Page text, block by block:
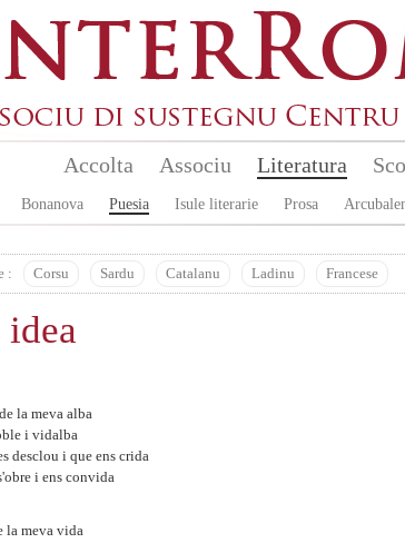
Accolta Associu Literatura
Bonanova Puesia Isule literarie Prosa
: Corsu Sardu Catalanu Ladinu Francese
la meva alba
i vidalba
desclou i que ens crida
i ens convida
la meva vida